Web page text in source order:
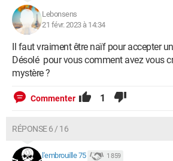
Lebonsens
21 févr. 2023 à 14:34
Il faut vraiment être naïf pour accepter
Désolé pour vous comment avez vous
mystère ?
Commenter 1
RÉPONSE 6 / 16
l'embrouille 75 1 859